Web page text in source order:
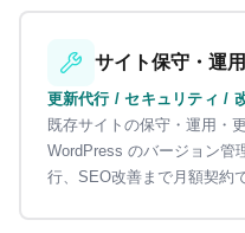
サイト保守・運
更新代行 / セキュリティ /
既存サイトの保守・運用・
WordPress のバージョン管
行、SEO改善まで月額契約